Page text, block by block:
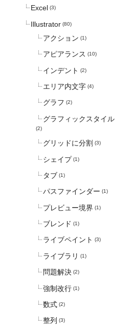
Excel (3)
Illustrator (80)
アクション (1)
アピアランス (10)
インデント (2)
エリア内文字 (4)
グラフ (2)
グラフィックスタイル
(2)
グリッドに分割 (3)
シェイプ(1)
タブ (1)
パスファインダー (1)
プレビュー境界 (1)
ブレンド (1)
ライブペイント (3)
ライブラリ (1)
問題解決 (2)
強制改行 (1)
数式 (2)
整列 (3)